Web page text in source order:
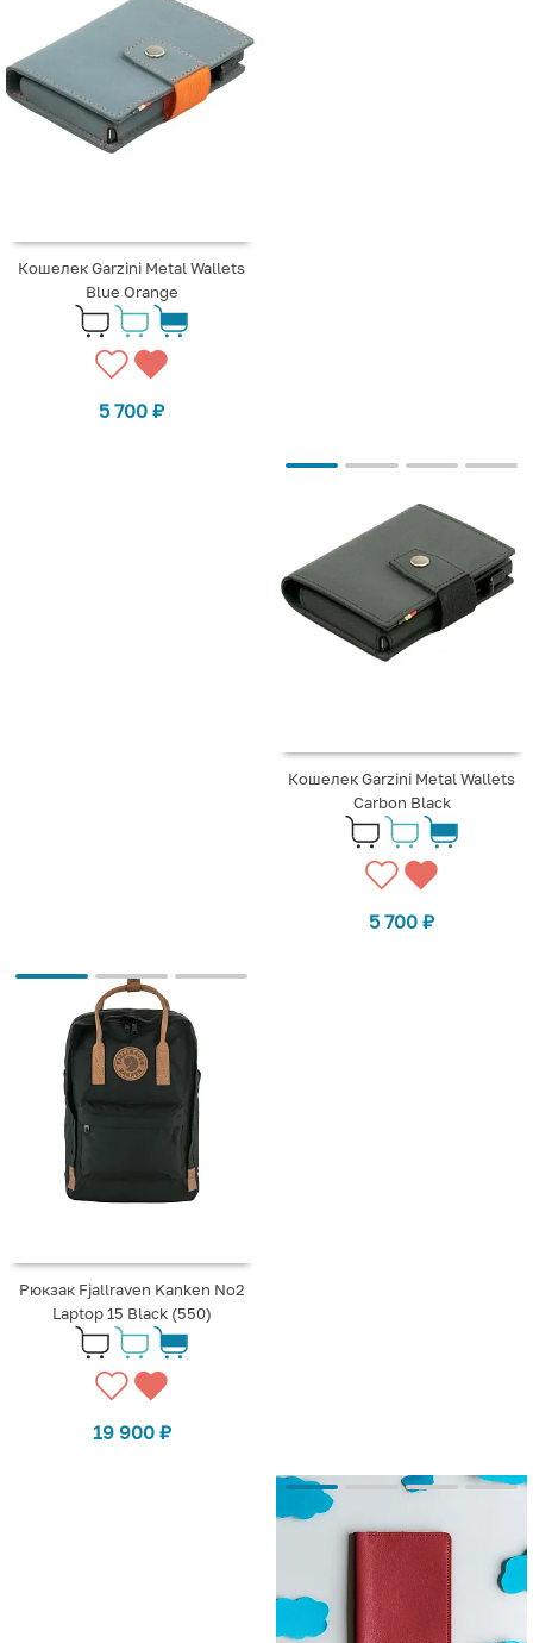
Кошелек Garzini Metal Wallets
Blue Orange
5 700 ₽
Кошелек Garzini Metal Wallets
Carbon Black
5 700 ₽
Рюкзак Fjallraven Kanken No2
Laptop 15 Black (550)
19 900 ₽